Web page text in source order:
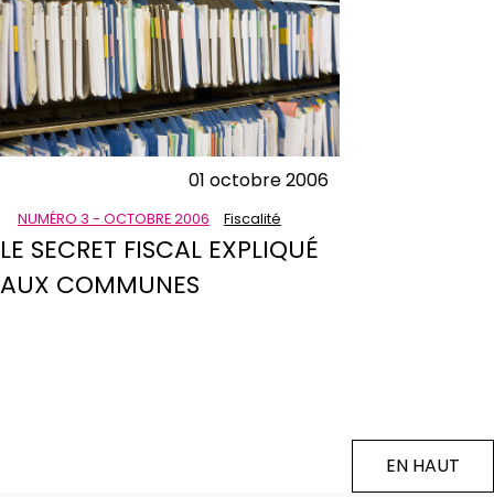
01 octobre 2006
NUMÉRO 3 - OCTOBRE 2006 Fiscalité
LE SECRET FISCAL EXPLIQUÉ
AUX COMMUNES
EN HAUT